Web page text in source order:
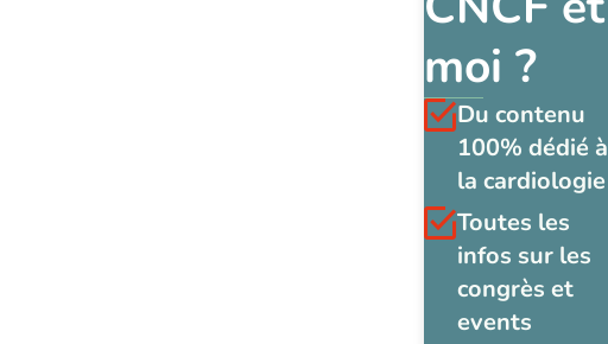
moi ?
Du contenu
100% dédié à
la cardiologie
Toutes les
infos sur les
congrès et
events